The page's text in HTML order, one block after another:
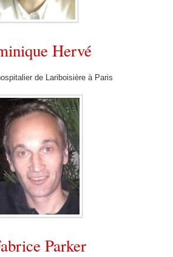
Hervé
de Lariboisière à Paris
Parker